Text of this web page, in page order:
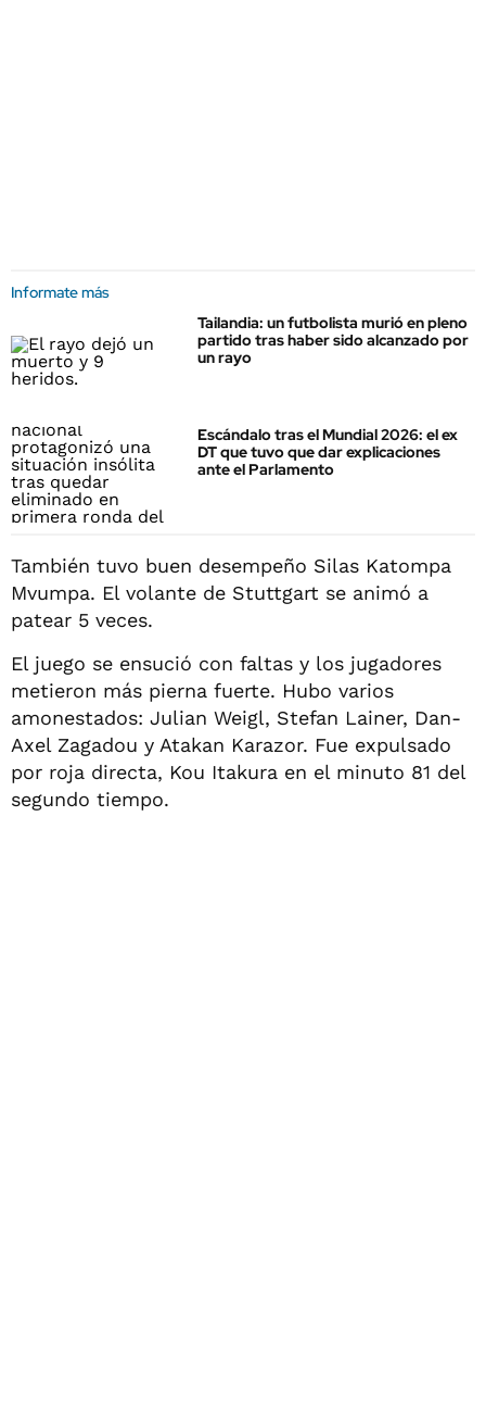
Informate más
Tailandia: un futbolista murió en pleno
partido tras haber sido alcanzado por
un rayo
Escándalo tras el Mundial 2026: el ex
DT que tuvo que dar explicaciones
ante el Parlamento
También tuvo buen desempeño Silas Katompa
Mvumpa. El volante de Stuttgart se animó a
patear 5 veces.
El juego se ensució con faltas y los jugadores
metieron más pierna fuerte. Hubo varios
amonestados: Julian Weigl, Stefan Lainer, Dan-
Axel Zagadou y Atakan Karazor. Fue expulsado
por roja directa, Kou Itakura en el minuto 81 del
segundo tiempo.